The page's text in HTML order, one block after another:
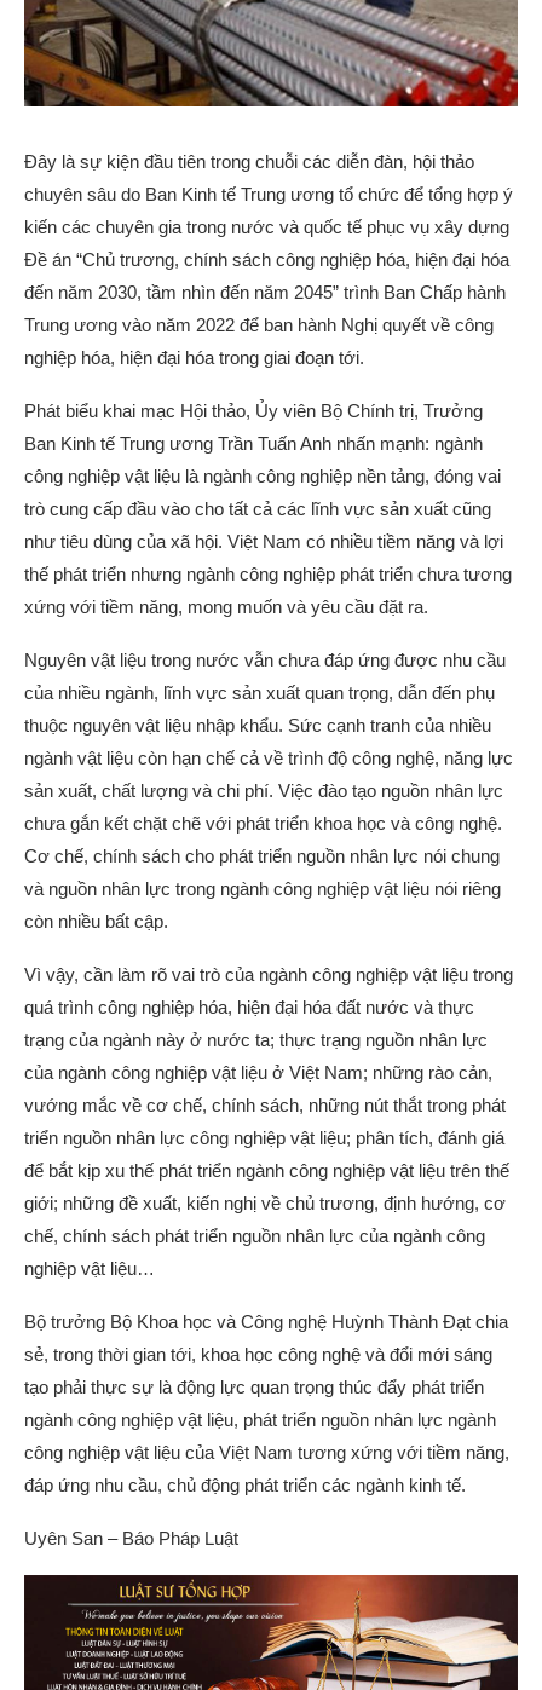
Đây là sự kiện đầu tiên trong chuỗi các diễn đàn, hội thảo
chuyên sâu do Ban Kinh tế Trung ương tổ chức để tổng hợp ý
kiến các chuyên gia trong nước và quốc tế phục vụ xây dựng
Đề án “Chủ trương, chính sách công nghiệp hóa, hiện đại hóa
đến năm 2030, tầm nhìn đến năm 2045” trình Ban Chấp hành
Trung ương vào năm 2022 để ban hành Nghị quyết về công
nghiệp hóa, hiện đại hóa trong giai đoạn tới.
Phát biểu khai mạc Hội thảo, Ủy viên Bộ Chính trị, Trưởng
Ban Kinh tế Trung ương Trần Tuấn Anh nhấn mạnh: ngành
công nghiệp vật liệu là ngành công nghiệp nền tảng, đóng vai
trò cung cấp đầu vào cho tất cả các lĩnh vực sản xuất cũng
như tiêu dùng của xã hội. Việt Nam có nhiều tiềm năng và lợi
thế phát triển nhưng ngành công nghiệp phát triển chưa tương
xứng với tiềm năng, mong muốn và yêu cầu đặt ra.
Nguyên vật liệu trong nước vẫn chưa đáp ứng được nhu cầu
của nhiều ngành, lĩnh vực sản xuất quan trọng, dẫn đến phụ
thuộc nguyên vật liệu nhập khẩu. Sức cạnh tranh của nhiều
ngành vật liệu còn hạn chế cả về trình độ công nghệ, năng lực
sản xuất, chất lượng và chi phí. Việc đào tạo nguồn nhân lực
chưa gắn kết chặt chẽ với phát triển khoa học và công nghệ.
Cơ chế, chính sách cho phát triển nguồn nhân lực nói chung
và nguồn nhân lực trong ngành công nghiệp vật liệu nói riêng
còn nhiều bất cập.
Vì vậy, cần làm rõ vai trò của ngành công nghiệp vật liệu trong
quá trình công nghiệp hóa, hiện đại hóa đất nước và thực
trạng của ngành này ở nước ta; thực trạng nguồn nhân lực
của ngành công nghiệp vật liệu ở Việt Nam; những rào cản,
vướng mắc về cơ chế, chính sách, những nút thắt trong phát
triển nguồn nhân lực công nghiệp vật liệu; phân tích, đánh giá
để bắt kịp xu thế phát triển ngành công nghiệp vật liệu trên thế
giới; những đề xuất, kiến nghị về chủ trương, định hướng, cơ
chế, chính sách phát triển nguồn nhân lực của ngành công
nghiệp vật liệu…
Bộ trưởng Bộ Khoa học và Công nghệ Huỳnh Thành Đạt chia
sẻ, trong thời gian tới, khoa học công nghệ và đổi mới sáng
tạo phải thực sự là động lực quan trọng thúc đẩy phát triển
ngành công nghiệp vật liệu, phát triển nguồn nhân lực ngành
công nghiệp vật liệu của Việt Nam tương xứng với tiềm năng,
đáp ứng nhu cầu, chủ động phát triển các ngành kinh tế.
Uyên San – Báo Pháp Luật